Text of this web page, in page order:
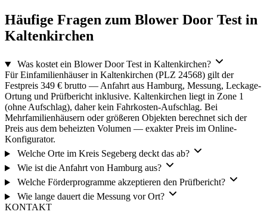
Häufige Fragen zum Blower Door Test in
Kaltenkirchen
Was kostet ein Blower Door Test in Kaltenkirchen?
Für Einfamilienhäuser in Kaltenkirchen (PLZ 24568) gilt der
Festpreis 349 € brutto — Anfahrt aus Hamburg, Messung, Leckage-
Ortung und Prüfbericht inklusive. Kaltenkirchen liegt in Zone 1
(ohne Aufschlag), daher kein Fahrkosten-Aufschlag. Bei
Mehrfamilienhäusern oder größeren Objekten berechnet sich der
Preis aus dem beheizten Volumen — exakter Preis im Online-
Konfigurator.
Welche Orte im Kreis Segeberg deckt das ab?
Wie ist die Anfahrt von Hamburg aus?
Welche Förderprogramme akzeptieren den Prüfbericht?
Wie lange dauert die Messung vor Ort?
KONTAKT